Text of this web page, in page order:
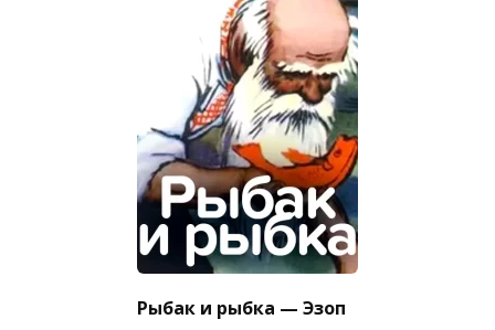
Рыбак и рыбка — Эзоп